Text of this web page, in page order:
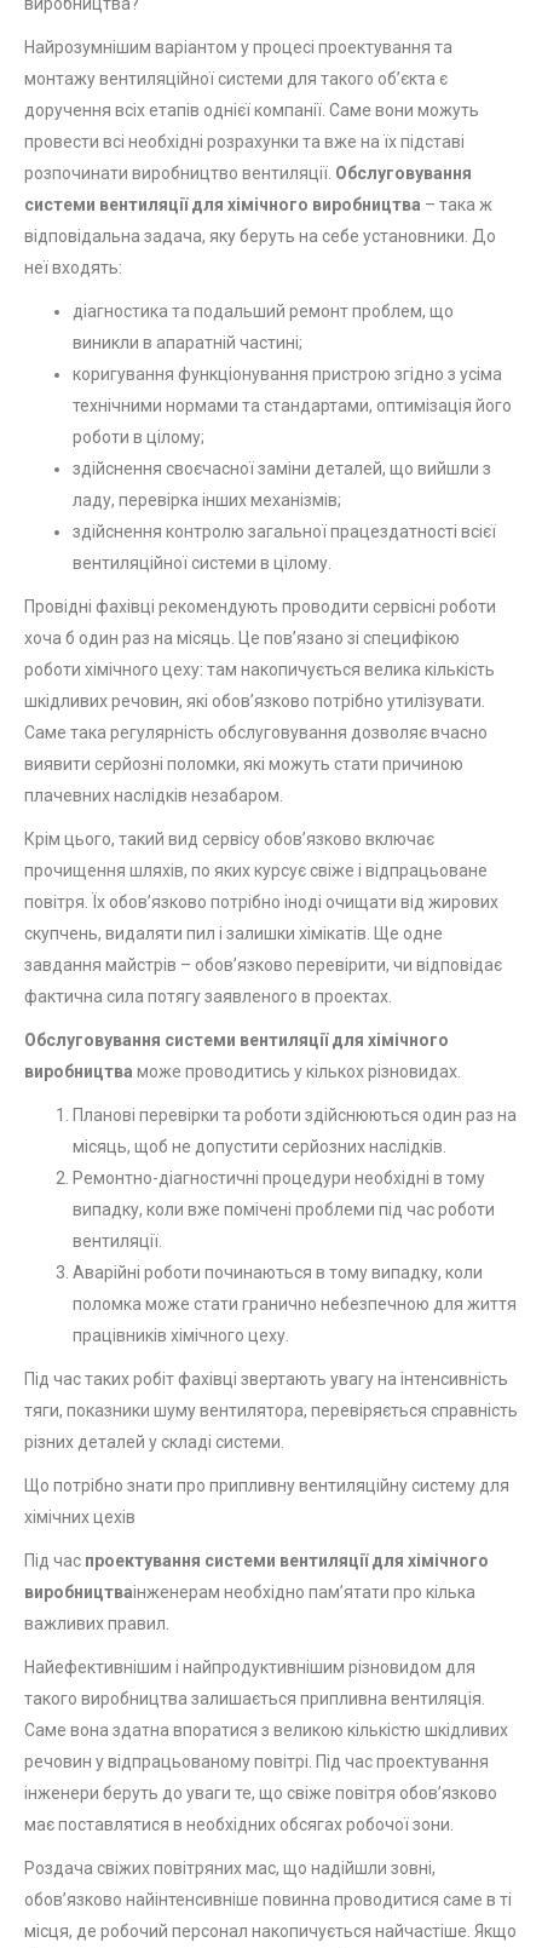
Найрозумнішим варіантом у процесі проектування та
монтажу вентиляційної системи для такого об’єкта є
доручення всіх етапів однієї компанії. Саме вони можуть
провести всі необхідні розрахунки та вже на їх підставі
розпочинати виробництво вентиляції. Обслуговування
системи вентиляції для хімічного виробництва – така ж
відповідальна задача, яку беруть на себе установники. До
неї входять:
діагностика та подальший ремонт проблем, що
виникли в апаратній частині;
коригування функціонування пристрою згідно з усіма
технічними нормами та стандартами, оптимізація його
роботи в цілому;
здійснення своєчасної заміни деталей, що вийшли з
ладу, перевірка інших механізмів;
здійснення контролю загальної працездатності всієї
вентиляційної системи в цілому.
Провідні фахівці рекомендують проводити сервісні роботи
хоча б один раз на місяць. Це пов’язано зі специфікою
роботи хімічного цеху: там накопичується велика кількість
шкідливих речовин, які обов’язково потрібно утилізувати.
Саме така регулярність обслуговування дозволяє вчасно
виявити серйозні поломки, які можуть стати причиною
плачевних наслідків незабаром.
Крім цього, такий вид сервісу обов’язково включає
прочищення шляхів, по яких курсує свіже і відпрацьоване
повітря. Їх обов’язково потрібно іноді очищати від жирових
скупчень, видаляти пил і залишки хімікатів. Ще одне
завдання майстрів – обов’язково перевірити, чи відповідає
фактична сила потягу заявленого в проектах.
Обслуговування системи вентиляції для хімічного
виробництва може проводитись у кількох різновидах.
Планові перевірки та роботи здійснюються один раз на
місяць, щоб не допустити серйозних наслідків.
Ремонтно-діагностичні процедури необхідні в тому
випадку, коли вже помічені проблеми під час роботи
вентиляції.
Аварійні роботи починаються в тому випадку, коли
поломка може стати гранично небезпечною для життя
працівників хімічного цеху.
Під час таких робіт фахівці звертають увагу на інтенсивність
тяги, показники шуму вентилятора, перевіряється справність
різних деталей у складі системи.
Що потрібно знати про припливну вентиляційну систему для
хімічних цехів
Під час проектування системи вентиляції для хімічного
виробництваінженерам необхідно пам’ятати про кілька
важливих правил.
Найефективнішим і найпродуктивнішим різновидом для
такого виробництва залишається припливна вентиляція.
Саме вона здатна впоратися з великою кількістю шкідливих
речовин у відпрацьованому повітрі. Під час проектування
інженери беруть до уваги те, що свіже повітря обов’язково
має поставлятися в необхідних обсягах робочої зони.
Роздача свіжих повітряних мас, що надійшли зовні,
обов’язково найінтенсивніше повинна проводитися саме в ті
місця, де робочий персонал накопичується найчастіше. Якщо